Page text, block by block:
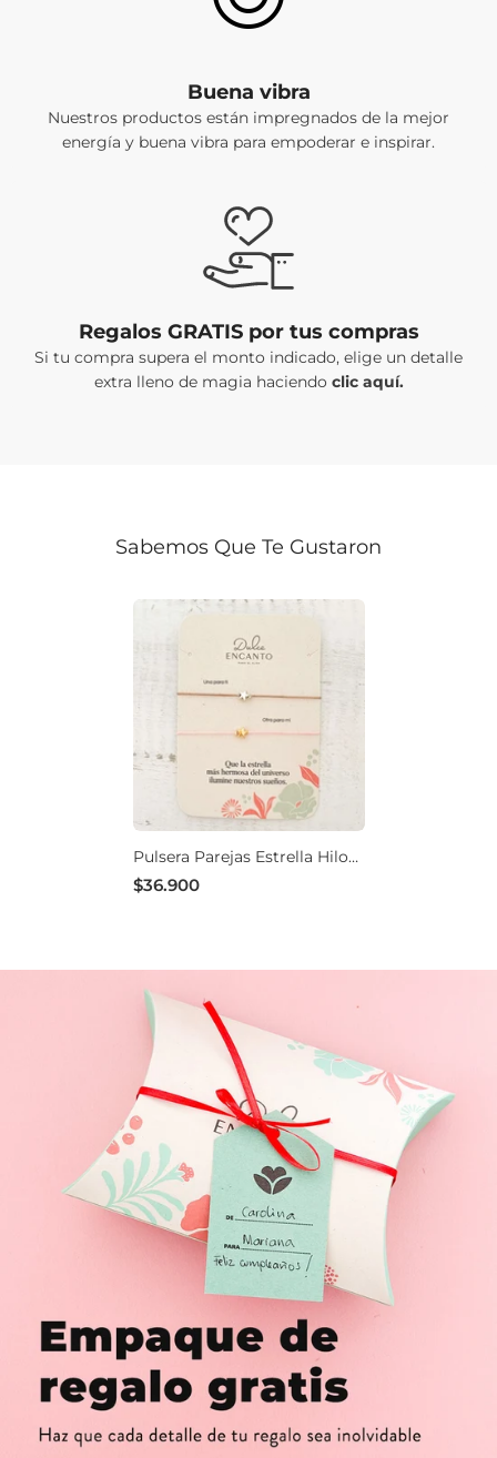
Buena vibra
Nuestros productos están impregnados de la mejor
energía y buena vibra para empoderar e inspirar.
Regalos GRATIS por tus compras
Si tu compra supera el monto indicado, elige un detalle
extra lleno de magia haciendo clic aquí.
Sabemos Que Te Gustaron
Pulsera Parejas Estrella Hilo
Rosado Café
$36.900